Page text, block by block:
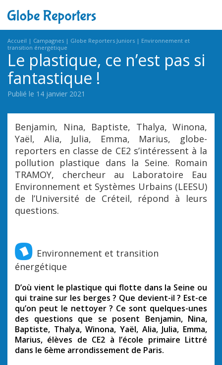
Accueil Campagnes Globe Reporters Juniors
Environnement et
transition énergétique
Le plastique, ce n’est pas si
fantastique !
Publié le 14 janvier 2021
Benjamin, Nina, Baptiste, Thalya, Winona,
Yaël, Alia, Julia, Emma, Marius, globe-
reporters en classe de CE2 s’intéressent à la
pollution plastique dans la Seine. Romain
TRAMOY, chercheur au Laboratoire Eau
Environnement et Systèmes Urbains (LEESU)
de l’Université de Créteil, répond à leurs
questions.
Environnement et transition
énergétique
D’où vient le plastique qui flotte dans la Seine ou
qui traine sur les berges ? Que devient-il ? Est-ce
qu’on peut le nettoyer ? Ce sont quelques-unes
des questions que se posent Benjamin, Nina,
Baptiste, Thalya, Winona, Yaël, Alia, Julia, Emma,
Marius, élèves de CE2 à l’école primaire Littré
dans le 6ème arrondissement de Paris.